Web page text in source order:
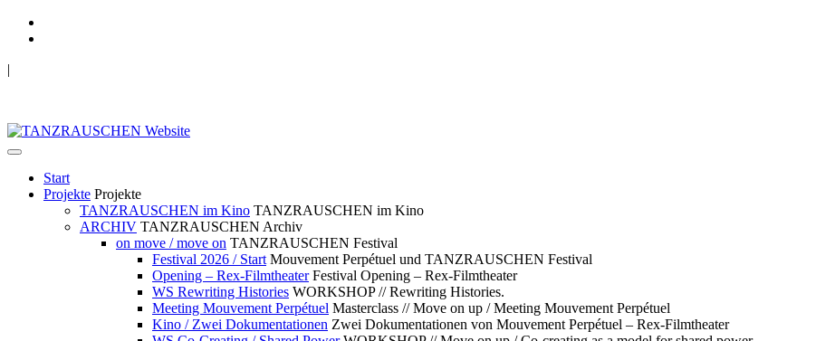
|
Start
Projekte Projekte
TANZRAUSCHEN im Kino TANZRAUSCHEN im Kino
ARCHIV TANZRAUSCHEN Archiv
on move / move on TANZRAUSCHEN Festival
Festival 2026 / Start Mouvement Perpétuel und TANZRAUSCHEN Festival
Opening – Rex-Filmtheater Festival Opening – Rex-Filmtheater
WS Rewriting Histories WORKSHOP // Rewriting Histories.
Meeting Mouvement Perpétuel Masterclass // Move on up / Meeting Mouvement Perpétuel
Kino / Zwei Dokumentationen Zwei Dokumentationen von Mouvement Perpétuel – Rex-Filmtheater